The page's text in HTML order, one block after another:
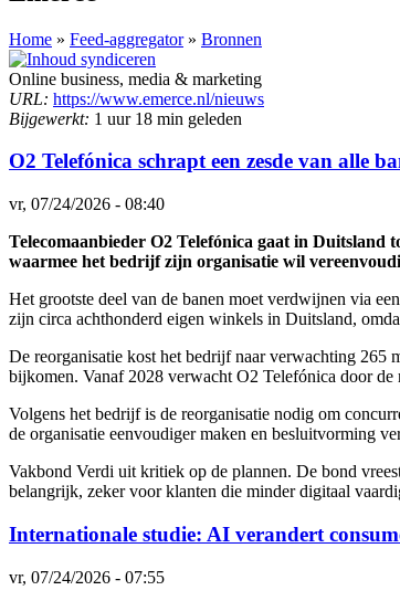
Home » Feed-aggregator» Bronnen
Online business, media & marketing
URL: https://www.emerce.nl/nieuws
Bijgewerkt: 1 uur 18 min geleden
O2 Telefónica schrapt een zesde van alle
vr, 07/24/2026 - 08:40
Telecomaanbieder O2 Telefónica gaat in Duitsland
waarmee het bedrijf zijn organisatie wil
Het grootste deel van de banen moet verdwijnen via
zijn circa achthonderd eigen winkels in Duitsland,
De reorganisatie kost het bedrijf naar verwachting 265
bijkomen. Vanaf 2028 verwacht O2 Telefónica door
Volgens het bedrijf is de reorganisatie nodig om
de organisatie eenvoudiger maken en besluitvorming
Vakbond Verdi uit kritiek op de plannen. De bond
belangrijk, zeker voor klanten die minder digitaal
Internationale studie: AI verandert
vr, 07/24/2026 - 07:55